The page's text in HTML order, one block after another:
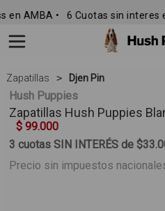
AMBA • 6 Cuotas sin interes
Zapatillas Djen Pin
Hush Puppies
Zapatillas Hush Puppies
$ 99.000
3 cuotas SIN INTERÉS de
Precio sin impuestos